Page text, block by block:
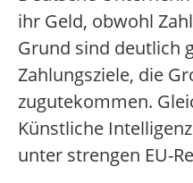
ihr Geld, obwohl
Grund sind deutlich
Zahlungsziele, die
zugutekommen.
Künstliche
unter strengen EU-